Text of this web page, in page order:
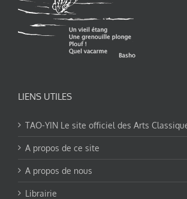
LIENS UTILES
TAO-YIN Le site officiel des Arts
A propos de ce site
A propos de nous
Librairie